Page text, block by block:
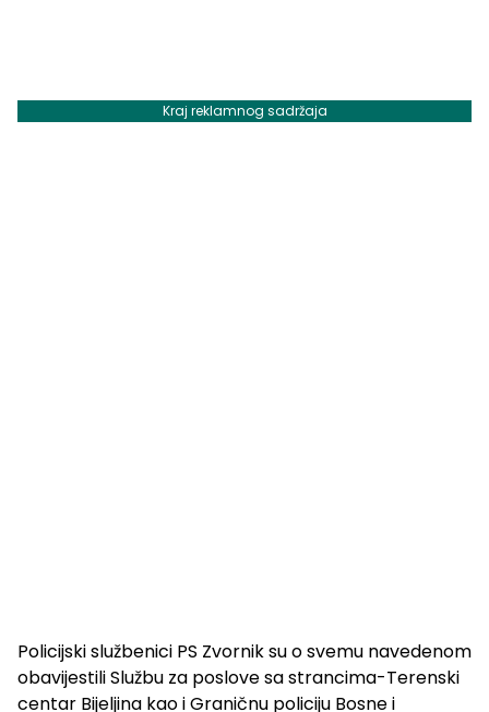
Kraj reklamnog sadržaja
Policijski službenici PS Zvornik su o svemu navedenom
obavijestili Službu za poslove sa strancima-Terenski
centar Bijeljina kao i Graničnu policiju Bosne i